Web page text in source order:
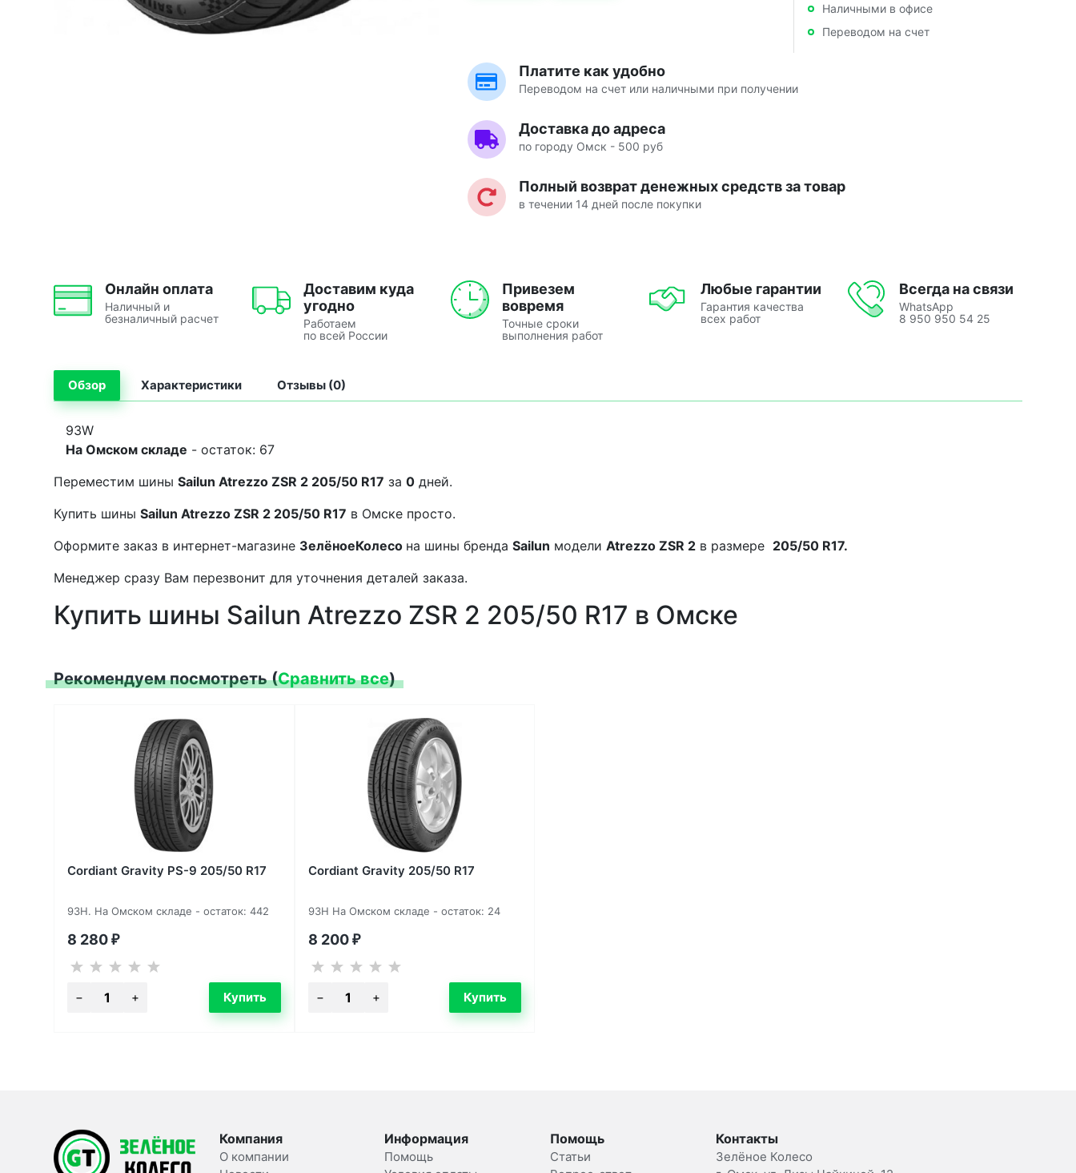
Наличными в офисе
Переводом на счет
Платите как удобно
Переводом на счет или наличными при получении
Доставка до адреса
по городу Омск - 500 руб
Полный возврат денежных средств за товар
в течении 14 дней после покупки
Онлайн оплата
Наличный и
безналичный расчет
Доставим куда
угодно
Работаем
по всей России
Привезем
вовремя
Точные сроки
выполнения работ
Любые гарантии
Гарантия качества
всех работ
Всегда на связи
WhatsApp
8 950 950 54 25
Обзор Характеристики Отзывы (0)
93W
На Омском складе - остаток: 67
Переместим шины Sailun Atrezzo ZSR 2 205/50 R17 за 0 дней.
Купить шины Sailun Atrezzo ZSR 2 205/50 R17 в Омске просто.
Оформите заказ в интернет-магазине ЗелёноеКолесо на шины бренда Sailun модели Atrezzo ZSR 2 в размере 205/50 R17.
Менеджер сразу Вам перезвонит для уточнения деталей заказа.
Купить шины Sailun Atrezzo ZSR 2 205/50 R17 в Омске
Рекомендуем посмотреть (Сравнить все)
Cordiant Gravity PS-9 205/50 R17
93H. На Омском складе - остаток: 442
8 280 ₽
Cordiant Gravity 205/50 R17
93H На Омском складе - остаток: 24
8 200 ₽
Компания
О компании
Информация
Помощь
Помощь
Статьи
Контакты
Зелёное Колесо